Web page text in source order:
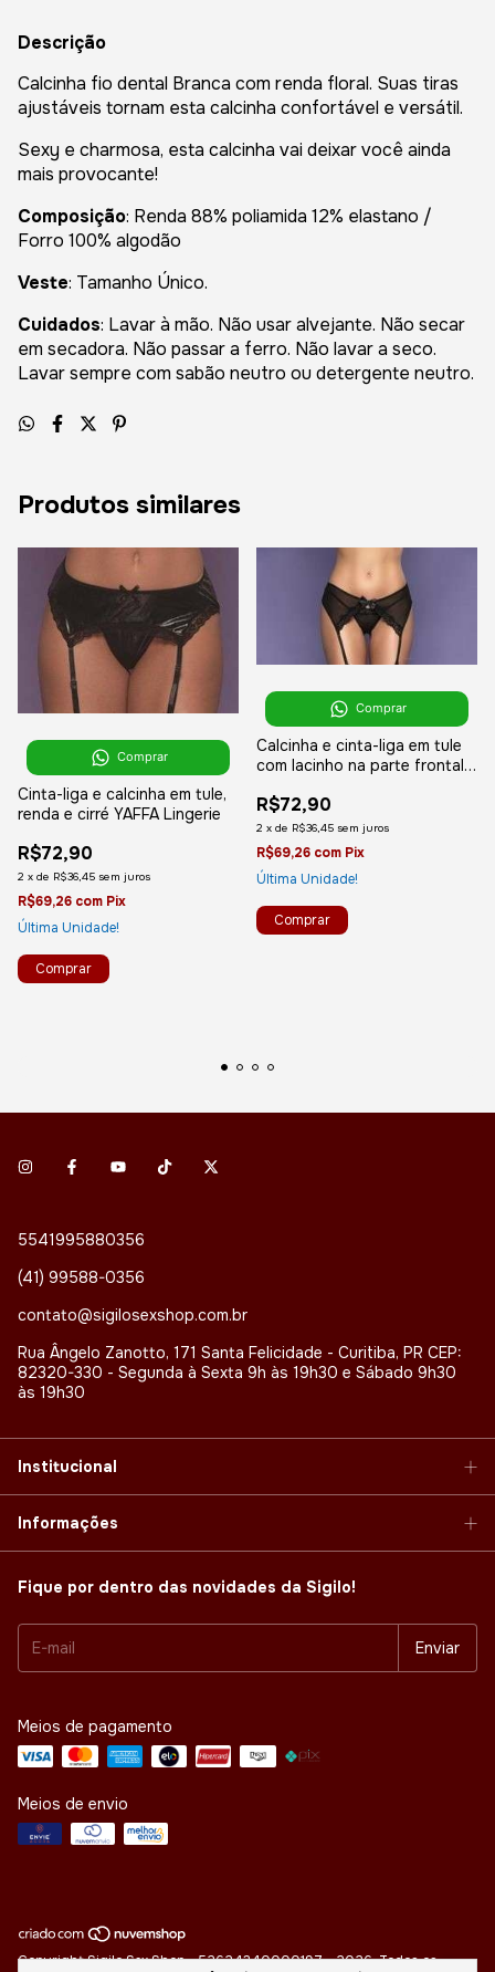
Descrição
Calcinha fio dental Branca com renda floral. Suas tiras
ajustáveis tornam esta calcinha confortável e versátil.
Sexy e charmosa, esta calcinha vai deixar você ainda
mais provocante!
Composição: Renda 88% poliamida 12% elastano /
Forro 100% algodão
Veste: Tamanho Único.
Cuidados: Lavar à mão. Não usar alvejante. Não secar
em secadora. Não passar a ferro. Não lavar a seco.
Lavar sempre com sabão neutro ou detergente neutro.
Produtos similares
Comprar
Cinta-liga e calcinha em tule,
renda e cirré YAFFA Lingerie
R$72,90
2 x de R$36,45 sem juros
R$69,26 com Pix
Última Unidade!
Comprar
Calcinha e cinta-liga em tule
com lacinho na parte frontal
R$72,90
2 x de R$36,45 sem juros
R$69,26 com Pix
Última Unidade!
5541995880356
(41) 99588-0356
contato@sigilosexshop.com.br
Rua Ângelo Zanotto, 171 Santa Felicidade - Curitiba, PR CEP:
82320-330 - Segunda à Sexta 9h às 19h30 e Sábado 9h30
às 19h30
Institucional
Informações
Fique por dentro das novidades da Sigilo!
Meios de pagamento
Meios de envio
Copyright Sigilo Sex Shop - 52624340000197 - 2026. Todos os